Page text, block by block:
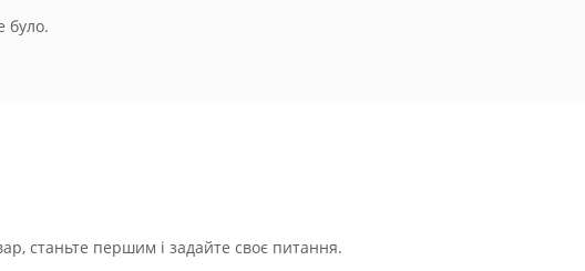
було.
станьте першим і задайте своє питання.